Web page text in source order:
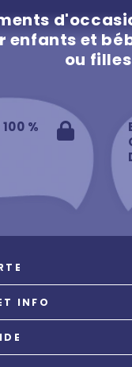
enfants et
ou filles
%
INFO